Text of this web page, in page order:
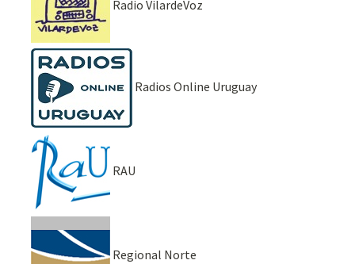
Radio VilardeVoz
Radios Online Uruguay
RAU
Regional Norte